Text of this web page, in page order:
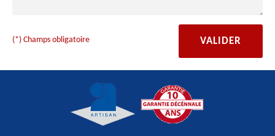
(*) Champs obligatoire